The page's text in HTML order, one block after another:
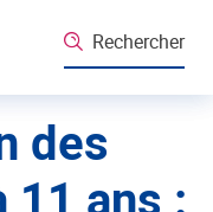
Rechercher
des
11 ans :